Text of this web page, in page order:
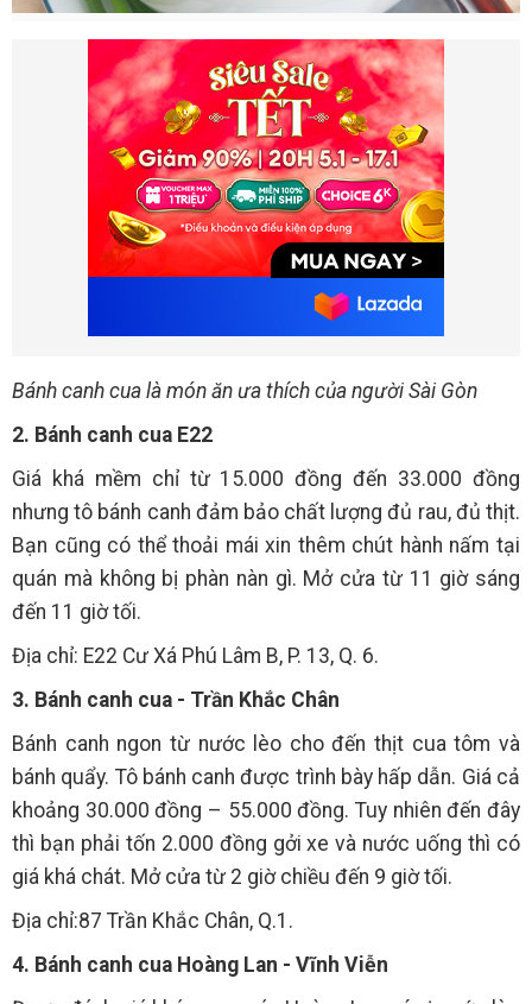
Bánh canh cua là món ăn ưa thích của người Sài Gòn
2. Bánh canh cua E22
Giá khá mềm chỉ từ 15.000 đồng đến 33.000 đồng
nhưng tô bánh canh đảm bảo chất lượng đủ rau, đủ thịt.
Bạn cũng có thể thoải mái xin thêm chút hành nấm tại
quán mà không bị phàn nàn gì. Mở cửa từ 11 giờ sáng
đến 11 giờ tối.
Địa chỉ: E22 Cư Xá Phú Lâm B, P. 13, Q. 6.
3. Bánh canh cua - Trần Khắc Chân
Bánh canh ngon từ nước lèo cho đến thịt cua tôm và
bánh quẩy. Tô bánh canh được trình bày hấp dẫn. Giá cả
khoảng 30.000 đồng – 55.000 đồng. Tuy nhiên đến đây
thì bạn phải tốn 2.000 đồng gởi xe và nước uống thì có
giá khá chát. Mở cửa từ 2 giờ chiều đến 9 giờ tối.
Địa chỉ:87 Trần Khắc Chân, Q.1.
4. Bánh canh cua Hoàng Lan - Vĩnh Viễn